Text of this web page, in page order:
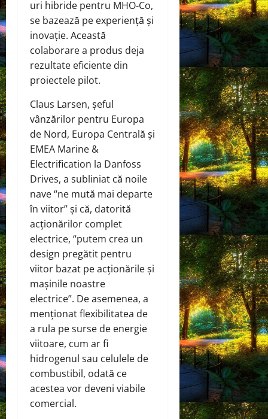
uri hibride pentru MHO-Co,
se bazează pe experiență și
inovație. Această
colaborare a produs deja
rezultate eficiente din
proiectele pilot.
Claus Larsen, șeful
vânzărilor pentru Europa
de Nord, Europa Centrală și
EMEA Marine &
Electrification la Danfoss
Drives, a subliniat că noile
nave “ne mută mai departe
în viitor” și că, datorită
acționărilor complet
electrice, “putem crea un
design pregătit pentru
viitor bazat pe acționările și
mașinile noastre
electrice”. De asemenea, a
menționat flexibilitatea de
a rula pe surse de energie
viitoare, cum ar fi
hidrogenul sau celulele de
combustibil, odată ce
acestea vor deveni viabile
comercial.